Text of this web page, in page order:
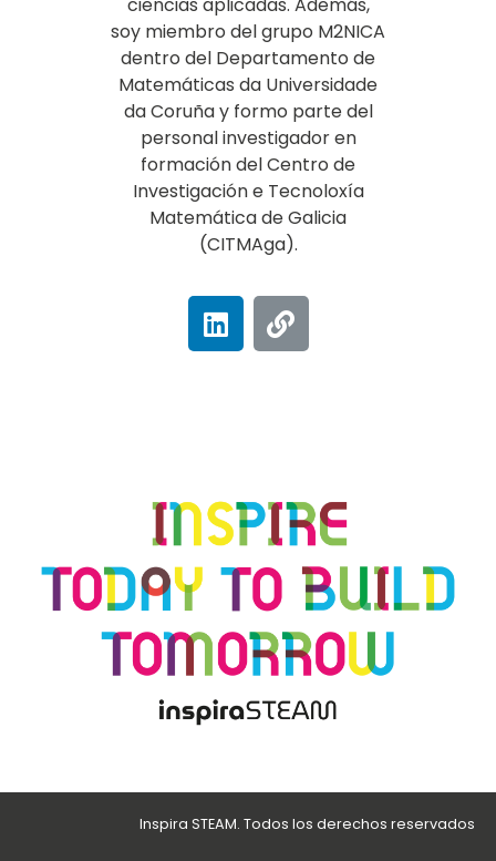
soy miembro del grupo M2NICA
dentro del Departamento de
Matemáticas da Universidade
da Coruña y formo parte del
personal investigador en
formación del Centro de
Investigación e Tecnoloxía
Matemática de Galicia
(CITMAga).
Inspira STEAM. Todos los derechos reservados